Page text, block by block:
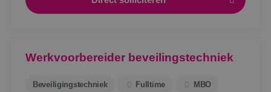
Werkvoorbereider beveilingstechniek
Beveiligingstechniek Fulltime MBO